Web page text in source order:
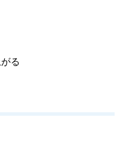
る